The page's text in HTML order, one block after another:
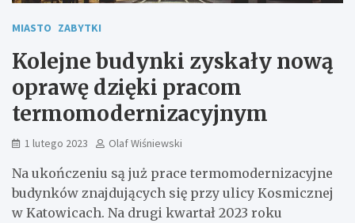
MIASTO ZABYTKI
Kolejne budynki zyskały nową
oprawę dzięki pracom
termomodernizacyjnym
1 lutego 2023 Olaf Wiśniewski
Na ukończeniu są już prace termomodernizacyjne
budynków znajdujących się przy ulicy Kosmicznej
w Katowicach. Na drugi kwartał 2023 roku